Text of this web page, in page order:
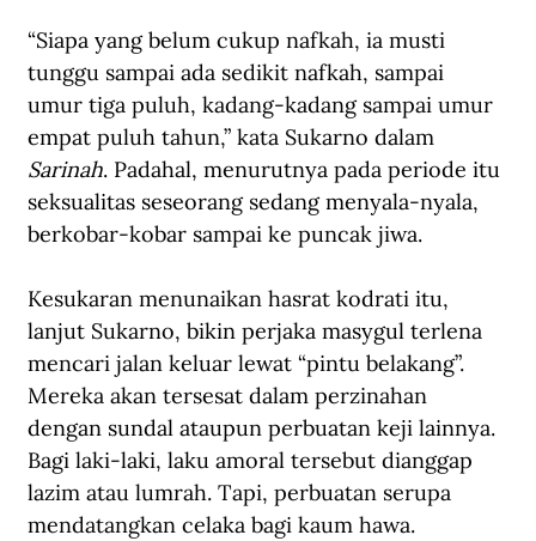
“Siapa yang belum cukup nafkah, ia musti
tunggu sampai ada sedikit nafkah, sampai
umur tiga puluh, kadang-kadang sampai umur
empat puluh tahun,” kata Sukarno dalam
Sarinah. Padahal, menurutnya pada periode itu
seksualitas seseorang sedang menyala-nyala,
berkobar-kobar sampai ke puncak jiwa.
Kesukaran menunaikan hasrat kodrati itu,
lanjut Sukarno, bikin perjaka masygul terlena
mencari jalan keluar lewat “pintu belakang”.
Mereka akan tersesat dalam perzinahan
dengan sundal ataupun perbuatan keji lainnya.
Bagi laki-laki, laku amoral tersebut dianggap
lazim atau lumrah. Tapi, perbuatan serupa
mendatangkan celaka bagi kaum hawa.